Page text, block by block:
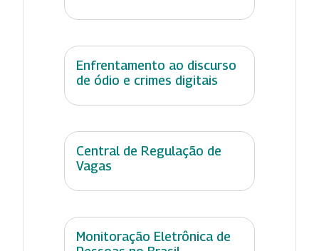
Enfrentamento ao discurso
de ódio e crimes digitais
Central de Regulação de
Vagas
Monitoração Eletrônica de